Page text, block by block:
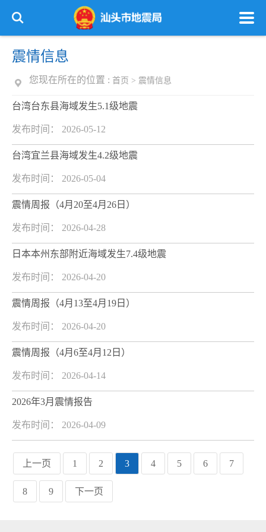
震情信息
您现在所在的位置 : 首页 > 震情信息
台湾台东县海域发生5.1级地震
发布时间： 2026-05-12
台湾宜兰县海域发生4.2级地震
发布时间： 2026-05-04
震情周报（4月20至4月26日）
发布时间： 2026-04-28
日本本州东部附近海域发生7.4级地震
发布时间： 2026-04-20
震情周报（4月13至4月19日）
发布时间： 2026-04-20
震情周报（4月6至4月12日）
发布时间： 2026-04-14
2026年3月震情报告
发布时间： 2026-04-09
上一页 1 2 3 4 5 6 7
8 9 下一页